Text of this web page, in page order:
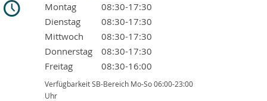
Montag
08:30-17:30
Dienstag
08:30-17:30
Mittwoch
08:30-17:30
Donnerstag
08:30-17:30
Freitag
08:30-16:00
Verfügbarkeit SB-Bereich Mo-So 06:00-23:00
Uhr